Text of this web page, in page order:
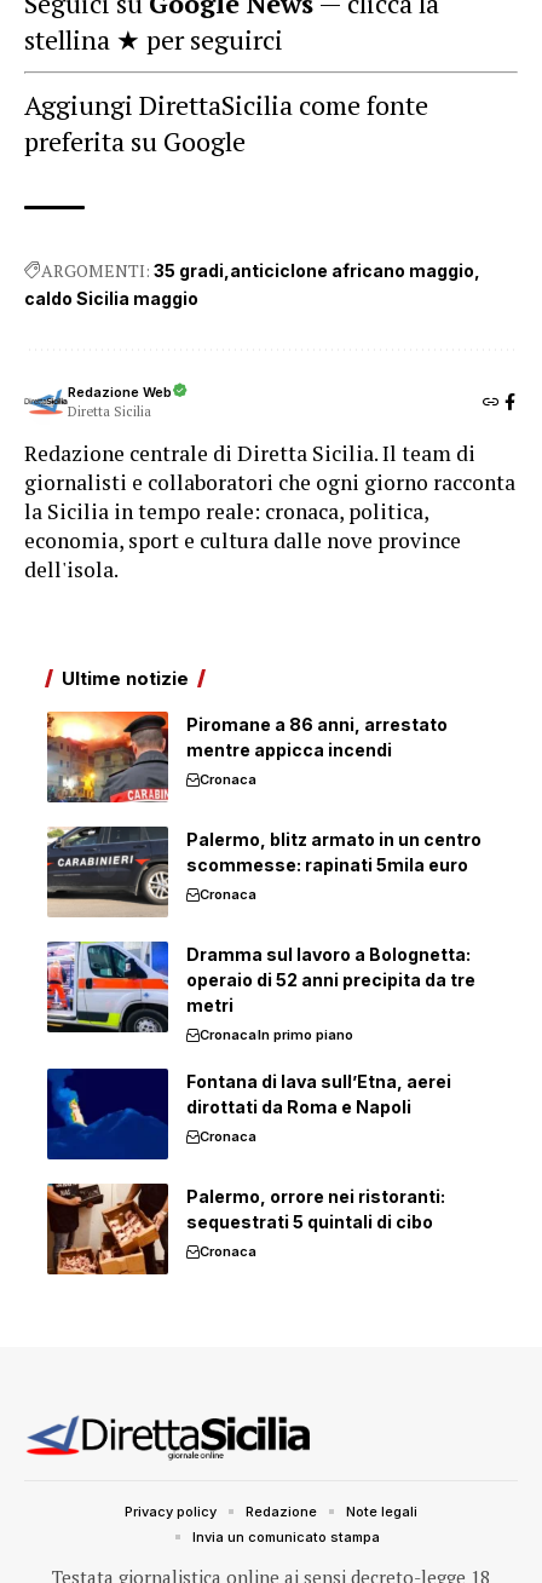
stellina ★ per seguirci
Aggiungi DirettaSicilia come fonte
preferita su Google
ARGOMENTI: 35 gradi anticiclone africano maggio
caldo Sicilia maggio
Redazione Web
Diretta Sicilia
Redazione centrale di Diretta Sicilia. Il team di
giornalisti e collaboratori che ogni giorno racconta
la Sicilia in tempo reale: cronaca, politica,
economia, sport e cultura dalle nove province
dell'isola.
Ultime notizie
Piromane a 86 anni, arrestato
mentre appicca incendi
Cronaca
Palermo, blitz armato in un centro
scommesse: rapinati 5mila euro
Cronaca
Dramma sul lavoro a Bolognetta:
operaio di 52 anni precipita da tre
metri
CronacaIn primo piano
Fontana di lava sull’Etna, aerei
dirottati da Roma e Napoli
Cronaca
Palermo, orrore nei ristoranti:
sequestrati 5 quintali di cibo
Cronaca
Testata giornalistica online ai sensi decreto-legge 18
Privacy policy Redazione
Note legali
Invia un comunicato stampa